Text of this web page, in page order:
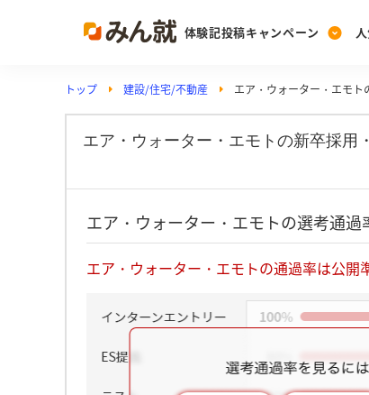
体験記投稿キャンペーン
Post
投稿する
Ranking
ランキングを見る
投票する
PickUp
注目の企業特集
動画で知ろう！
トップ 建設/住宅/不動産 エア・ウォーター・エモト
エア・ウォーター・エモトの新卒採用
エア・ウォーター・エモトの選考通過
エア・ウォーター・エモトの通過率は公開